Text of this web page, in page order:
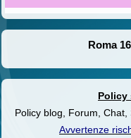
Roma
Policy
Policy blog, Forum,
Avvertenze